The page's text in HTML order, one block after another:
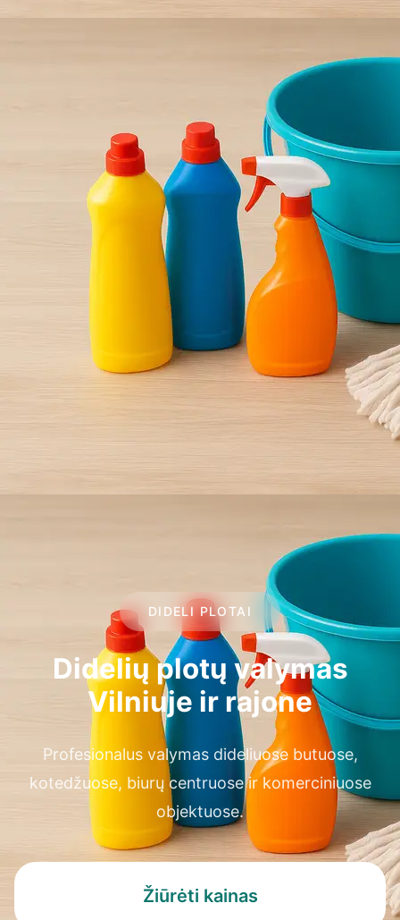
DIDELI PLOTAI
Didelių plotų valymas
Vilniuje ir rajone
Profesionalus valymas dideliuose butuose,
kotedžuose, biurų centruose ir komerciniuose
objektuose.
Žiūrėti kainas